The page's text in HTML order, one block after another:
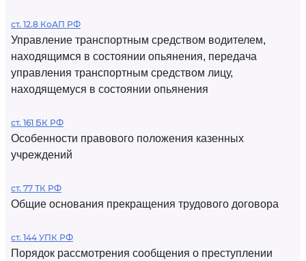
ст. 12.8 КоАП РФ
Управление транспортным средством водителем,
находящимся в состоянии опьянения, передача
управления транспортным средством лицу,
находящемуся в состоянии опьянения
ст. 161 БК РФ
Особенности правового положения казенных
учреждений
ст. 77 ТК РФ
Общие основания прекращения трудового договора
ст. 144 УПК РФ
Порядок рассмотрения сообщения о преступлении